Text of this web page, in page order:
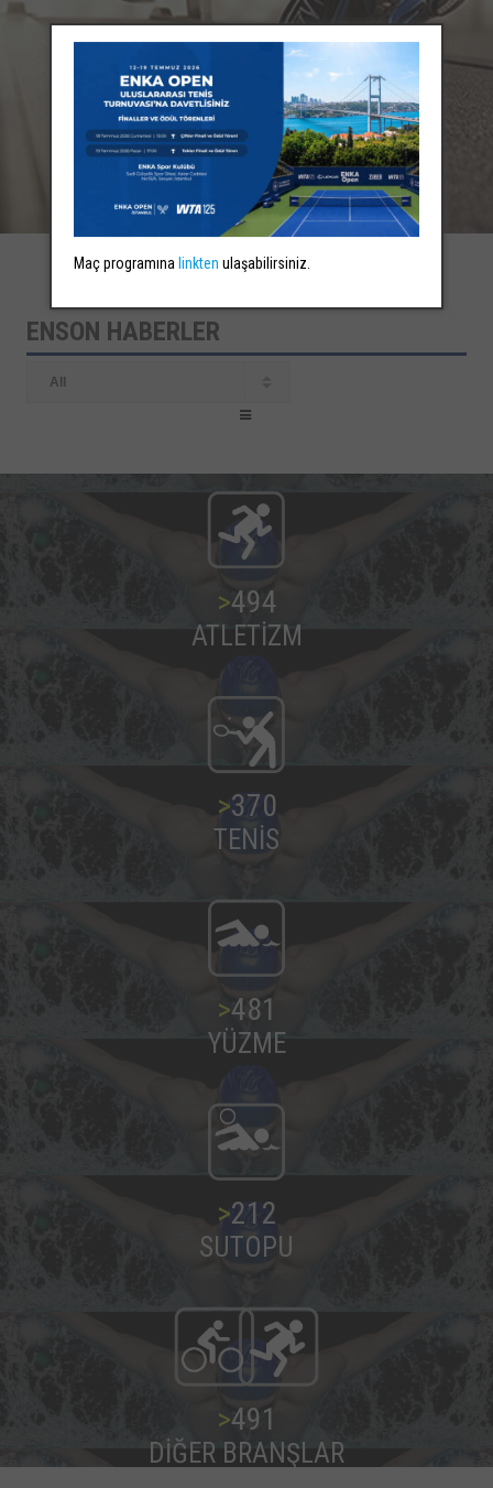
ENSON HABERLER
>500
ATLETİZM
>375
TENİS
>487
YÜZME
>216
SUTOPU
>499
DİĞER BRANŞLAR
Maç programına linkten ulaşabilirsiniz.